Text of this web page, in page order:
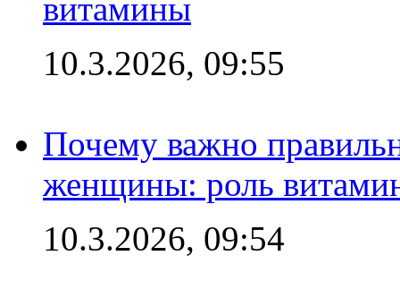
витамины
10.3.2026, 09:55
Почему важно
женщины: роль
10.3.2026, 09:54